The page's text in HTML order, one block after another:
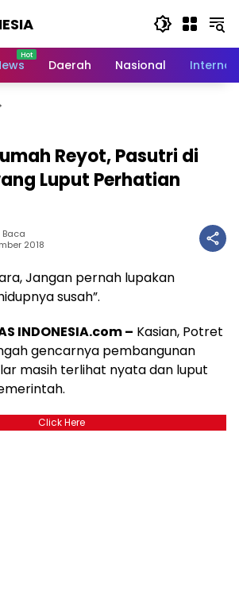
Daerah Nasional
Reyot, Pasutri di
Luput Perhatian
Baca
2018
Jangan pernah lupakan
susah”.
INDONESIA.com – Kasian, Potret
gencarnya pembangunan
masih terlihat nyata dan luput
Click Here